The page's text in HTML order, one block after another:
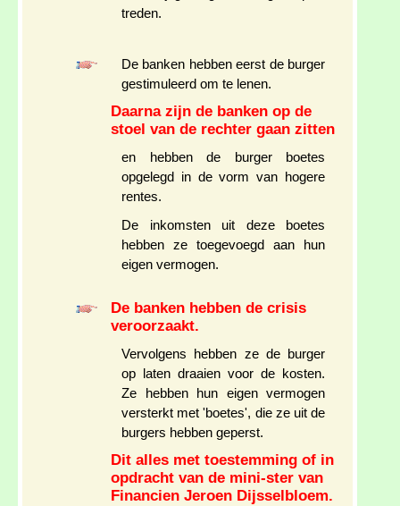
treden.
De banken hebben eerst de burger
gestimuleerd om te lenen.
Daarna zijn de banken op de
stoel van de rechter gaan zitten
en hebben de burger boetes
opgelegd in de vorm van hogere
rentes.
De inkomsten uit deze boetes
hebben ze toegevoegd aan hun
eigen vermogen.
De banken hebben de crisis
veroorzaakt.
Vervolgens hebben ze de burger
op laten draaien voor de kosten.
Ze hebben hun eigen vermogen
versterkt met 'boetes', die ze uit de
burgers hebben geperst.
Dit alles met toestemming of in
opdracht van de mini-ster van
Financien Jeroen Dijsselbloem.